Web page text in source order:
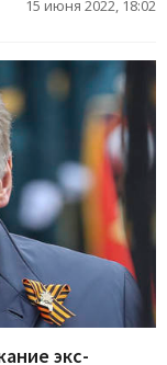
15 июня 2022, 18:02
экс-